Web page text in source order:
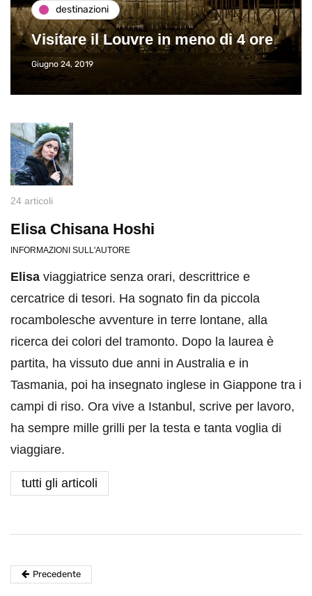
destinazioni
Visitare il Louvre in meno di 4 ore
Giugno 24, 2019
24 articoli
Elisa Chisana Hoshi
INFORMAZIONI SULL'AUTORE
Elisa viaggiatrice senza orari, descrittrice e
cercatrice di tesori. Ha sognato fin da piccola
rocambolesche avventure in terre lontane, alla
ricerca dei colori del tramonto. Dopo la laurea è
partita, ha vissuto due anni in Australia e in
Tasmania, poi ha insegnato inglese in Giappone tra i
campi di riso. Ora vive a Istanbul, scrive per lavoro,
ha sempre mille grilli per la testa e tanta voglia di
viaggiare.
tutti gli articoli
Precedente